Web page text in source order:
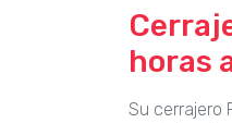
horas
Su cerrajero